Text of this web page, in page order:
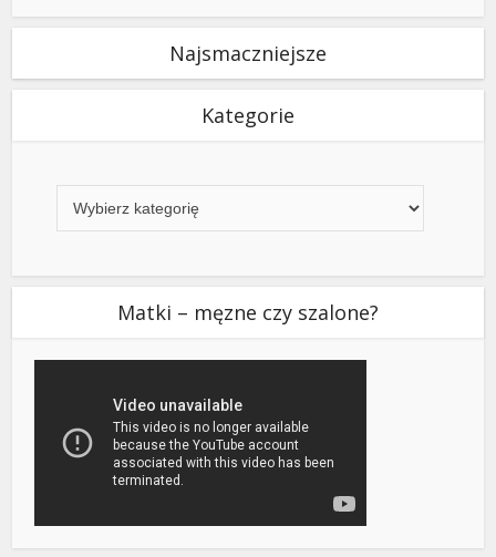
Najsmaczniejsze
Kategorie
Matki – męzne czy szalone?